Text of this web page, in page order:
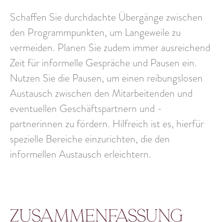
Schaffen Sie durchdachte Übergänge zwischen
den Programmpunkten, um Langeweile zu
vermeiden. Planen Sie zudem immer ausreichend
Zeit für informelle Gespräche und Pausen ein.
Nutzen Sie die Pausen, um einen reibungslosen
Austausch zwischen den Mitarbeitenden und
eventuellen Geschäftspartnern und -
partnerinnen zu fördern. Hilfreich ist es, hierfür
spezielle Bereiche einzurichten, die den
informellen Austausch erleichtern.
Zusammenfassung